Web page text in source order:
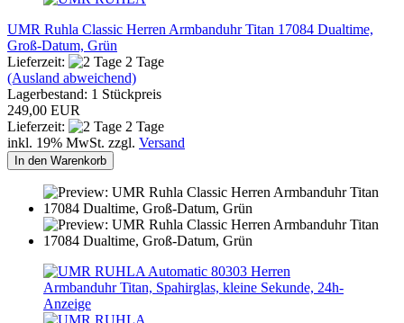
UMR Ruhla Classic Herren Armbanduhr Titan 17084 Dualtime,
Groß-Datum, Grün
Lieferzeit:
2 Tage
(Ausland abweichend)
Lagerbestand: 1 Stückpreis
249,00 EUR
Lieferzeit:
2 Tage
inkl. 19% MwSt. zzgl. Versand
In den Warenkorb